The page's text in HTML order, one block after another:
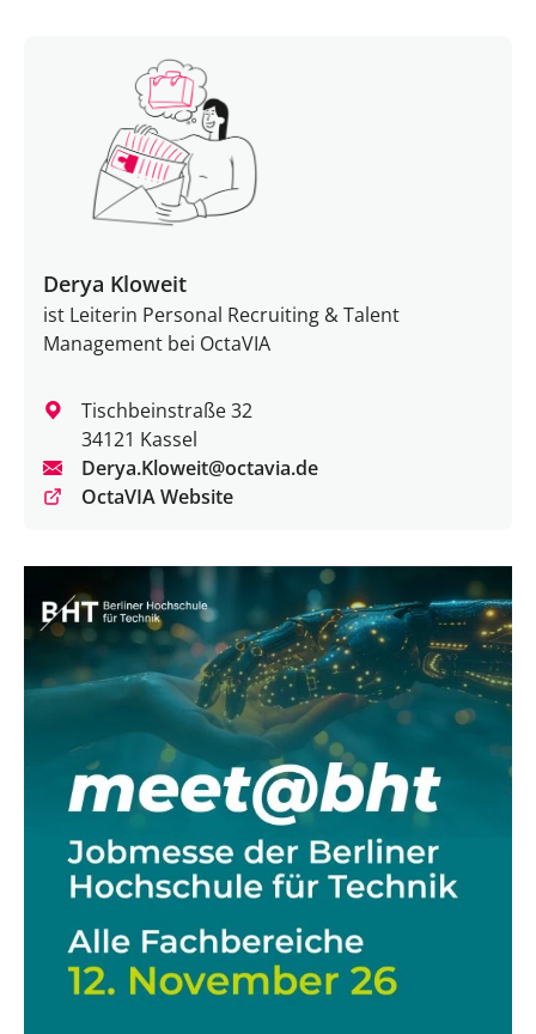
Derya Kloweit
ist Leiterin Personal Recruiting & Talent
Management bei OctaVIA
Tischbeinstraße 32
34121 Kassel
Derya.Kloweit@octavia.de
OctaVIA Website